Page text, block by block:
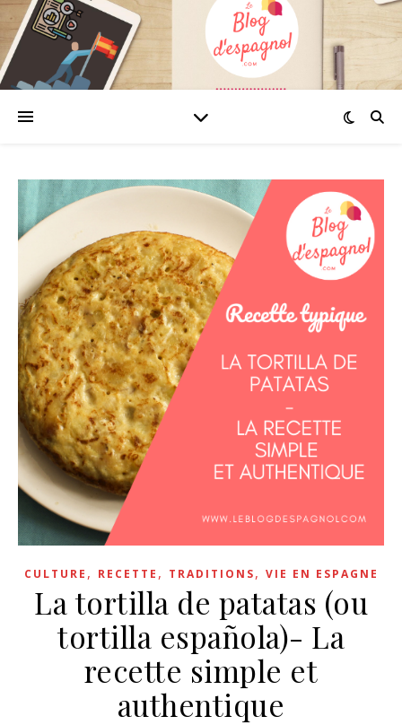
CULTURE , RECETTE , TRADITIONS, VIE EN ESPAGNE
La tortilla de patatas (ou
tortilla española)- La
recette simple et
authentique